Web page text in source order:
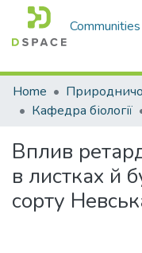
Home
Кафедра біології
Вплив
в листках й
сорту